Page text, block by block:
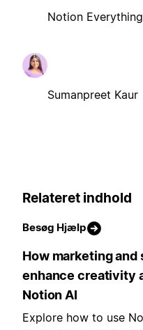
Notion Everything
Sumanpreet Kaur
Relateret indhold
Besøg Hjælp
How marketing and
enhance creativity
Notion AI
Explore how to use